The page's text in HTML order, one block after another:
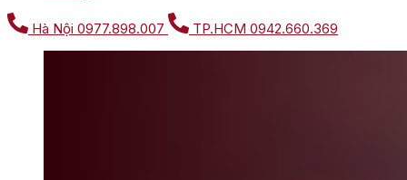
Hà Nội 0977.898.007 TP.HCM 0942.660.369